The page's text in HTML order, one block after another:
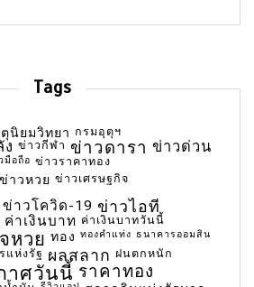
Tags
นิยมวิทยา กรมอุตุฯ
ข่าวกีฬา ข่าวดารา ข่าวด่วน
มือถือ ข่าวราคาทอง
ข่าวหวย ข่าวเศรษฐกิจ
ข่าวโควิด-19 ข่าวไอที
ค่าเงินบาท ค่าเงินบาทวันนี้
หวย ทอง ทองคำแท่ง ธนาคารออมสิน
แห่งรัฐ ผลสลาก ฝนตกหนัก
าศวันนี้ ราคาทอง